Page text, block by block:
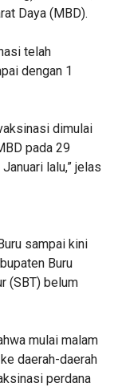
Daya (MBD).
telah
dengan 1
dimulai
pada 29
lalu,” jelas
sampai kini
Buru
(SBT) belum
mulai malam
daerah-daerah
perdana